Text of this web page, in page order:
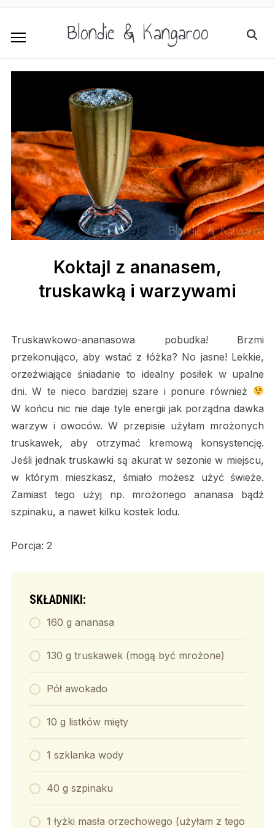
Blondie & Kangaroo
Koktajl z ananasem,
truskawką i warzywami
Truskawkowo-ananasowa pobudka! Brzmi
przekonująco, aby wstać z łóżka? No jasne! Lekkie,
orzeźwiające śniadanie to idealny posiłek w upalne
dni. W te nieco bardziej szare i ponure również
W końcu nic nie daje tyle energii jak porządna dawka
warzyw i owoców. W przepisie użyłam mrożonych
truskawek, aby otrzymać kremową konsystencję.
Jeśli jednak truskawki są akurat w sezonie w miejscu,
w którym mieszkasz, śmiało możesz użyć świeże.
Zamiast tego użyj np. mrożonego ananasa bądź
szpinaku, a nawet kilku kostek lodu.
Porcja: 2
SKŁADNIKI:
160 g ananasa
130 g truskawek (mogą być mrożone)
Pół awokado
10 g listków mięty
1 szklanka wody
40 g szpinaku
1 łyżki masła orzechowego (użyłam z tego